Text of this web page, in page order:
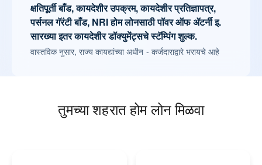
क्षतिपूर्ती बाँड, कायदेशीर उपक्रम, कायदेशीर प्रतिज्ञापत्र,
पर्सनल गॅरंटी बाँड, NRI होम लोनसाठी पॉवर ऑफ ॲटर्नी इ.
सारख्या इतर कायदेशीर डॉक्युमेंट्सचे स्टॅम्पिंग शुल्क.
वास्तविक नुसार, राज्य कायद्यांच्या अधीन - कर्जदाराद्वारे भरायचे आहे
तुमच्या शहरात होम लोन मिळवा